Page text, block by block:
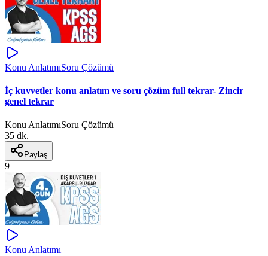
Konu AnlatımıSoru Çözümü
İç kuvvetler konu anlatım ve soru çözüm full tekrar- Zincir
genel tekrar
Konu AnlatımıSoru Çözümü
35 dk.
Paylaş
9
Konu Anlatımı